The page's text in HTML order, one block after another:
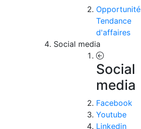
Tendance
d'affaires
Social media
Social
media
Facebook
Youtube
Linkedin